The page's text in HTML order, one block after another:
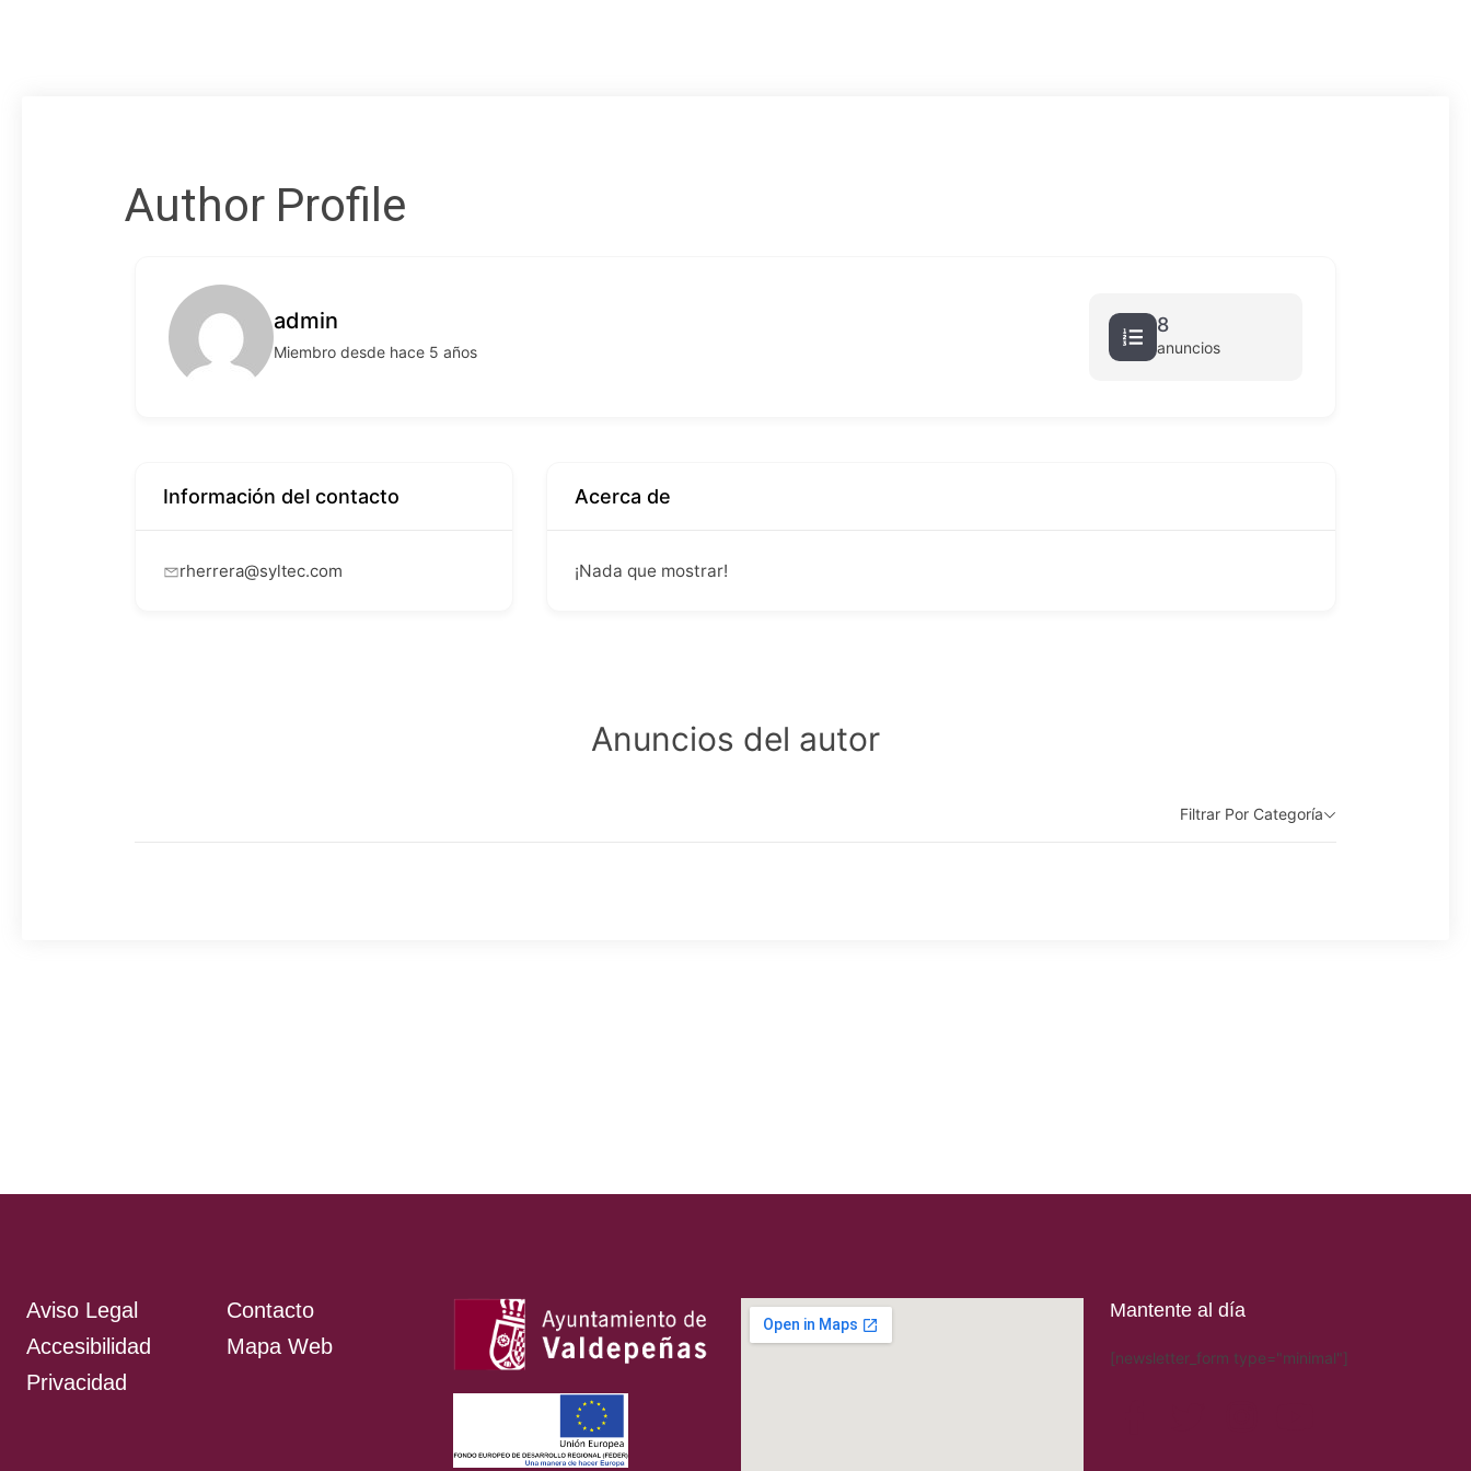
Author Profile
admin
Miembro desde hace 5 años
8
anuncios
Información del contacto
rherrera@syltec.com
Acerca de
¡Nada que mostrar!
Anuncios del autor
Filtrar Por Categoría
Aviso Legal
Accesibilidad
Privacidad
Contacto
Mapa Web
Mantente al día
[newsletter_form type="minimal"]